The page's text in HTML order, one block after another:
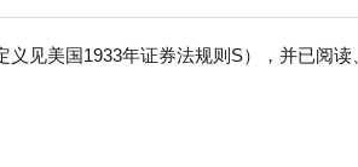
见美国1933年证券法规则S），并已阅